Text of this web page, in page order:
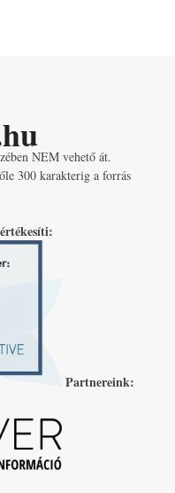
NEM vehető át.
300 karakterig a forrás
Partnereink: